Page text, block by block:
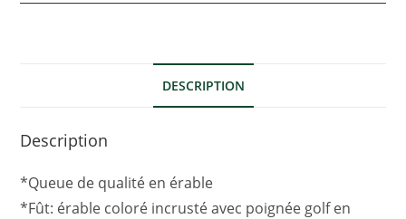
DESCRIPTION
Description
*Queue de qualité en érable
*Fût: érable coloré incrusté avec poignée golf en